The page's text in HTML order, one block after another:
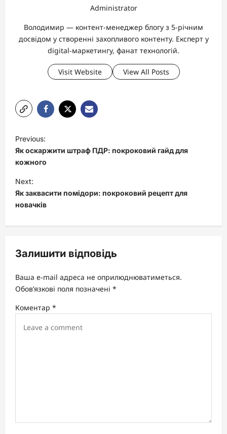
Administrator
Володимир — контент-менеджер блогу з 5-річним
досвідом у створенні захопливого контенту. Експерт у
digital-маркетингу, фанат технологій.
Visit Website View All Posts
o
s
t
n
a
v
g
a
t
i
Previous:
Як оскаржити штраф ПДР: покроковий гайд для
кожного
Next:
Як заквасити помідори: покроковий рецепт для
новачків
Залишити відповідь
Ваша e-mail адреса не оприлюднюватиметься.
Обов’язкові поля позначені *
Коментар *